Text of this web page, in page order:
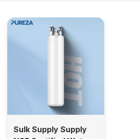
Sulk Supply Supply